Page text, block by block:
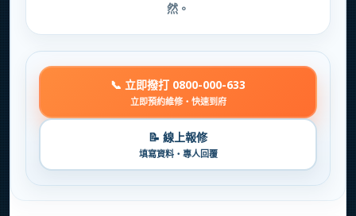
然。
📞 立即撥打 0800-000-633
立即預約維修・快速到府
📝 線上報修
填寫資料・專人回覆